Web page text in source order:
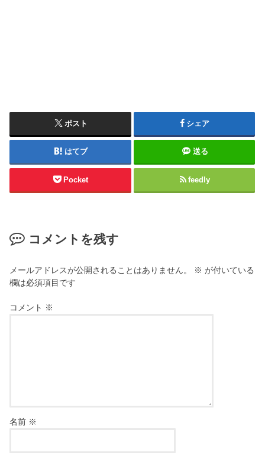
ポスト シェア
はてブ 送る
Pocket feedly
コメントを残す
メールアドレスが公開されることはありません。 ※ が付いている
欄は必須項目です
コメント ※
名前 ※